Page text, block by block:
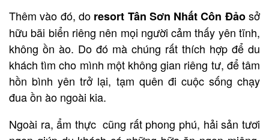
Thêm vào đó, do resort Tân Sơn Nhất Côn Đảosở
hữu bãi biển riêng nên mọi người cảm thấy yên tĩnh,
không ồn ào. Do đó mà chúng rất thích hợp để du
khách tìm cho mình một không gian riêng tư, để tâm
hồn bình yên trở lại, tạm quên đi cuộc sống chạy
đua ồn ào ngoài kia.
Ngoài ra, ẩm thực cũng rất phong phú, hải sản tươi